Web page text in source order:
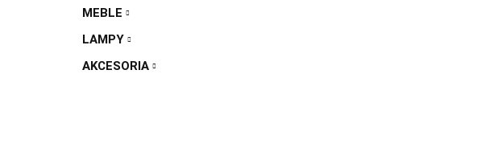
MEBLE
LAMPY
AKCESORIA